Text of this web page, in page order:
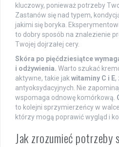
kluczowy, ponieważ potrzeby
Zastanów się nad typem,
jakimi się boryka.
to dobry sposób na znalezienie
Twojej dojrzałej cery.
Skóra po pięćdziesiątce
i odżywienia. Warto szukać
aktywne, takie jak witaminy C i E,
antyoksydacyjnych. Nie
wspomaga odnowę komórkową.
to kolejni sprzymierzeńcy w
którzy mogą poprawić wygląd i
Jak zrozumieć potrzeby